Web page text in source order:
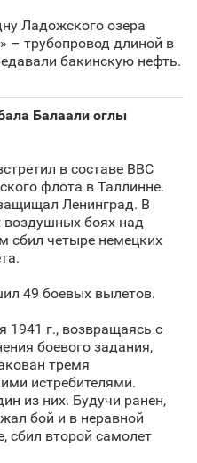
Ладожского озера
– трубопровод длиной в
бакинскую нефть.
Балаали оглы
в составе ВВС
флота в Таллинне.
Ленинград. В
воздушных боях над
сбил четыре немецких
49 боевых вылетов.
1941 г., возвращаясь с
боевого задания,
тремя
истребителями.
из них. Будучи ранен,
бой и в неравной
сбил второй самолет